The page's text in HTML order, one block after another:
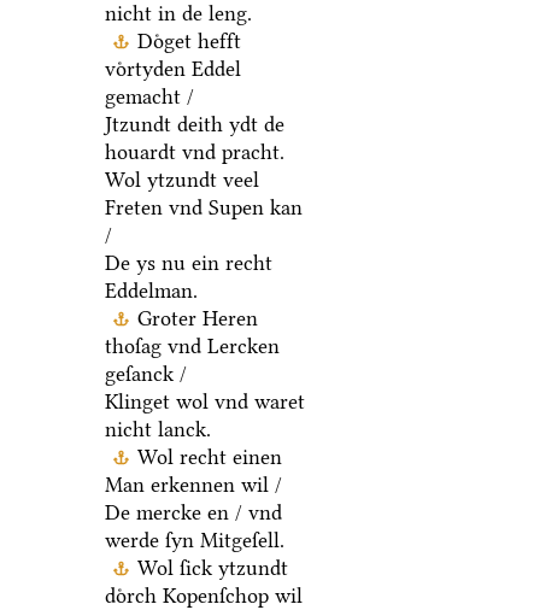
nicht in de leng.
Doͤget hefft
voͤrtyden Eddel
gemacht /
Jtzundt deith ydt de
houardt vnd pracht.
Wol ytzundt veel
Freten vnd Supen kan
/
De ys nu ein recht
Eddelman.
Groter Heren
thoſag vnd Lercken
geſanck /
Klinget wol vnd waret
nicht lanck.
Wol recht einen
Man erkennen wil /
De mercke en / vnd
werde ſyn Mitgeſell.
Wol ſick ytzundt
doͤrch Kopenſchop wil